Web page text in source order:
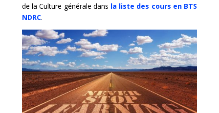
de la Culture générale dans la liste des cours en BTS
NDRC.